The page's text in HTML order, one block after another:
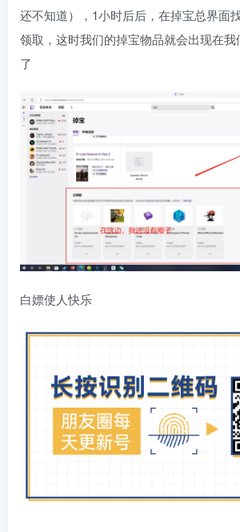
还不知道），1小时后后，在掉宝总界面
领取，这时我们的掉宝物品就会出现在
了
白嫖使人快乐